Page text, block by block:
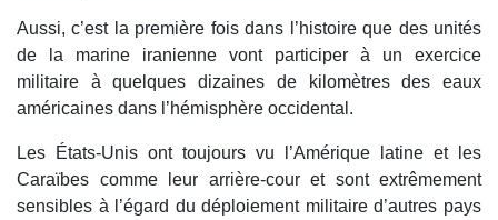
Aussi, c’est la première fois dans l’histoire que des unités
de la marine iranienne vont participer à un exercice
militaire à quelques dizaines de kilomètres des eaux
américaines dans l’hémisphère occidental.
Les États-Unis ont toujours vu l’Amérique latine et les
Caraïbes comme leur arrière-cour et sont extrêmement
sensibles à l’égard du déploiement militaire d’autres pays